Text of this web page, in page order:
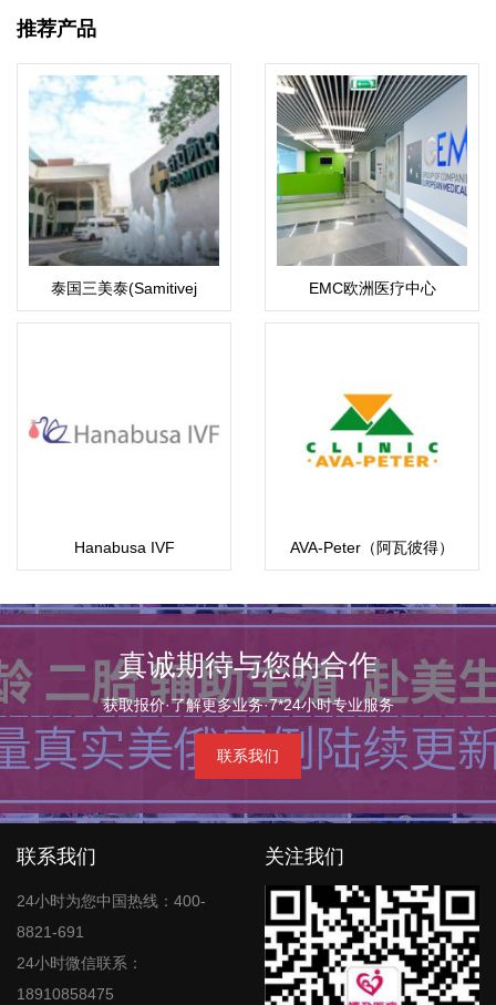
推荐产品
泰国三美泰(Samitivej
Hospital)
EMC欧洲医疗中心
Hanabusa IVF AVA-Peter（阿瓦彼得）
真诚期待与您的合作
获取报价·了解更多业务·7*24小时专业服务
联系我们
联系我们
24小时为您中国热线：400-
8821-691
24小时微信联系：
18910858475
关注我们